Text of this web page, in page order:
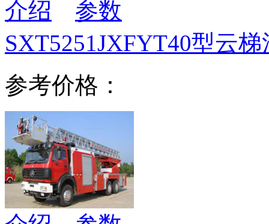
介绍
参数
SXT5251JXFYT40型云
参考价格：